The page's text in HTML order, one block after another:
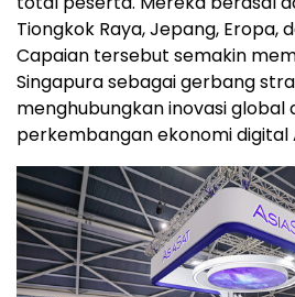
Tiongkok Raya, Jepang, Eropa,
Capaian tersebut semakin
Singapura sebagai gerbang
menghubungkan inovasi global
perkembangan ekonomi digital